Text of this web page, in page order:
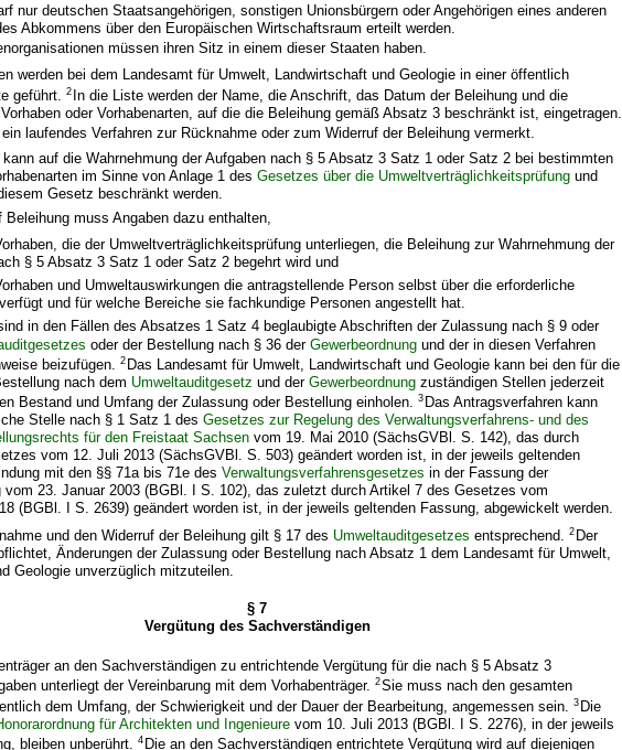
nur deutschen Staatsangehörigen, sonstigen Unionsbürgern oder Angehörigen eines anderen
Abkommens über den Europäischen Wirtschaftsraum erteilt werden.
müssen ihren Sitz in einem dieser Staaten haben.
werden bei dem Landesamt für Umwelt, Landwirtschaft und Geologie in einer öffentlich
geführt.2 In die Liste werden der Name, die Anschrift, das Datum der Beleihung und die
oder Vorhabenarten, auf die die Beleihung gemäß Absatz 3 beschränkt ist, eingetragen.
laufendes Verfahren zur Rücknahme oder zum Widerruf der Beleihung vermerkt.
auf die Wahrnehmung der Aufgaben nach § 5 Absatz 3 Satz 1 oder Satz 2 bei bestimmten
im Sinne von Anlage 1 desGesetzes über die Umweltverträglichkeitsprüfung und
Gesetz beschränkt werden.
Beleihung muss Angaben dazu enthalten,
die der Umweltverträglichkeitsprüfung unterliegen, die Beleihung zur Wahrnehmung der
§ 5 Absatz 3 Satz 1 oder Satz 2 begehrt wird und
und Umweltauswirkungen die antragstellende Person selbst über die erforderliche
und für welche Bereiche sie fachkundige Personen angestellt hat.
in den Fällen des Absatzes 1 Satz 4 beglaubigte Abschriften der Zulassung nach § 9 oder
oder der Bestellung nach § 36 derGewerbeordnung und der in diesen Verfahren
beizufügen.2 Das Landesamt für Umwelt, Landwirtschaft und Geologie kann bei den für die
nach dem Umweltauditgesetz und derGewerbeordnung zuständigen Stellen jederzeit
Bestand und Umfang der Zulassung oder Bestellung einholen.3 Das Antragsverfahren kann
Stelle nach § 1 Satz 1 desGesetzes zur Regelung des Verwaltungsverfahrens- und des
für den Freistaat Sachsen vom 19. Mai 2010 (SächsGVBl. S. 142), das durch
vom 12. Juli 2013 (SächsGVBl. S. 503) geändert worden ist, in der jeweils geltenden
mit den §§ 71a bis 71e desVerwaltungsverfahrensgesetzes in der Fassung der
vom 23. Januar 2003 (BGBl. I S. 102), das zuletzt durch Artikel 7 des Gesetzes vom
(BGBl. I S. 2639) geändert worden ist, in der jeweils geltenden Fassung, abgewickelt werden.
und den Widerruf der Beleihung gilt § 17 des Umweltauditgesetzes entsprechend.2 Der
Änderungen der Zulassung oder Bestellung nach Absatz 1 dem Landesamt für Umwelt,
Geologie unverzüglich mitzuteilen.
§ 7
Vergütung des Sachverständigen
an den Sachverständigen zu entrichtende Vergütung für die nach § 5 Absatz 3
unterliegt der Vereinbarung mit dem Vorhabenträger.2Sie muss nach den gesamten
dem Umfang, der Schwierigkeit und der Dauer der Bearbeitung, angemessen sein.3 Die
für Architekten und Ingenieure vom 10. Juli 2013 (BGBl. I S. 2276), in der jeweils
bleiben unberührt.4 Die an den Sachverständigen entrichtete Vergütung wird auf diejenigen